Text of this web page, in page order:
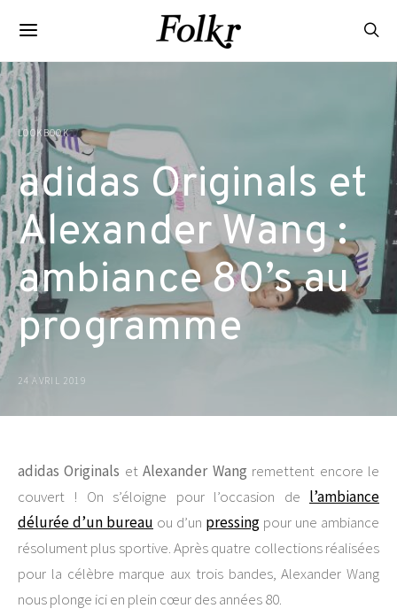
LOOKBOOK
adidas Originals et
Alexander Wang :
ambiance 80’s au
programme
24 AVRIL 2019
adidas Originals etAlexander Wang remettent encore le
couvert ! On s’éloigne pour l’occasion de l’ambiance
délurée d’un bureau ou d’un pressing pour une ambiance
résolument plus sportive. Après quatre collections réalisées
pour la célèbre marque aux trois bandes, Alexander Wang
nous plonge ici en plein cœur des années 80.